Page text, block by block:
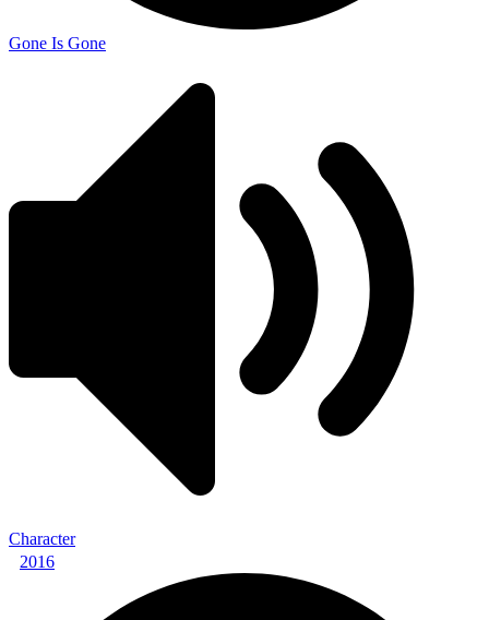
Gone Is Gone
Character
2016